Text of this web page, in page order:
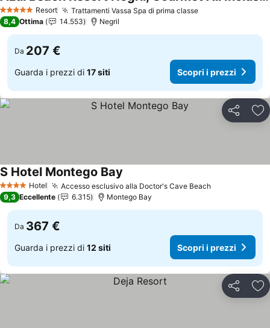
5 Stelle Resort Trattamenti Vassa Spa di prima classeScopri i prezzi
Scopri i prezzi
8,4 Ottima 14.553 Negril
Da 207 €
Guarda i prezzi di 17 siti Scopri i prezzi
Condividi
4 Stelle Hotel Accesso esclusivo alla Doctor's Cave BeachScopri i
S Hotel Montego Bay
9,3 Eccellente 6.315 Montego Bay
Da 367 €
Guarda i prezzi di 12 siti Scopri i prezzi
Condividi